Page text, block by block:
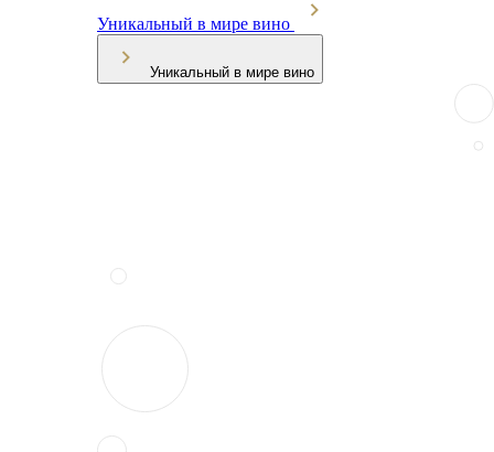
Уникальный в мире вино
Уникальный в мире вино